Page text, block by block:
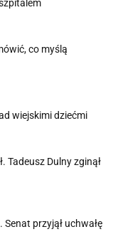
co myślą
wiejskimi dziećmi
Tadeusz Dulny zginął
przyjął uchwałę